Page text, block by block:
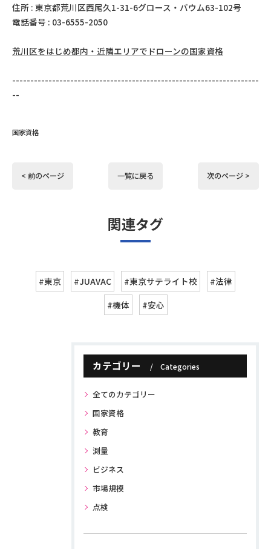
住所 : 東京都荒川区西尾久1-31-6グロース・バウム63-102号
電話番号 : 03-6555-2050
荒川区をはじめ都内・近隣エリアでドローンの国家資格
--------------------------------------------------------------------
--
国家資格
< 前のページ 一覧に戻る 次のページ >
関連タグ
#東京 #JUAVAC #東京サテライト校
#法律
#機体
#安心
カテゴリー Categories
全てのカテゴリー
国家資格
教育
測量
ビジネス
市場規模
点検